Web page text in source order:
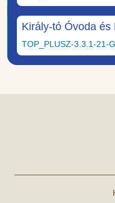
Király-tó Óvoda
TOP_PLUSZ-3.3.1-21-